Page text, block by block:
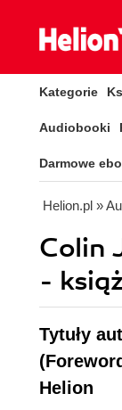
Kategorie
Audiobooki
Darmowe
Helion.pl »
Colin
-
Tytuły
Helion